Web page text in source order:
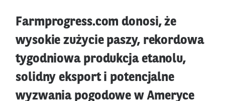
Farmprogress.com donosi, że
wysokie zużycie paszy, rekordowa
tygodniowa produkcja etanolu,
solidny eksport i potencjalne
wyzwania pogodowe w Ameryce